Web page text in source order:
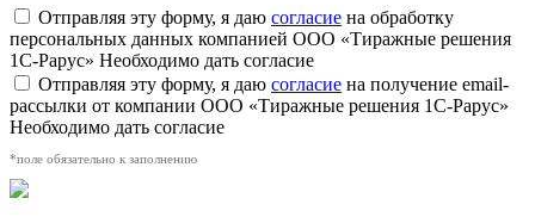
Отправляя эту форму, я даю согласие на обработку
персональных данных компанией ООО «Тиражные решения
1С-Рарус» Необходимо дать согласие
Отправляя эту форму, я даю согласие на получение email-
рассылки от компании ООО «Тиражные решения 1С-Рарус»
Необходимо дать согласие
*поле обязательно к заполнению